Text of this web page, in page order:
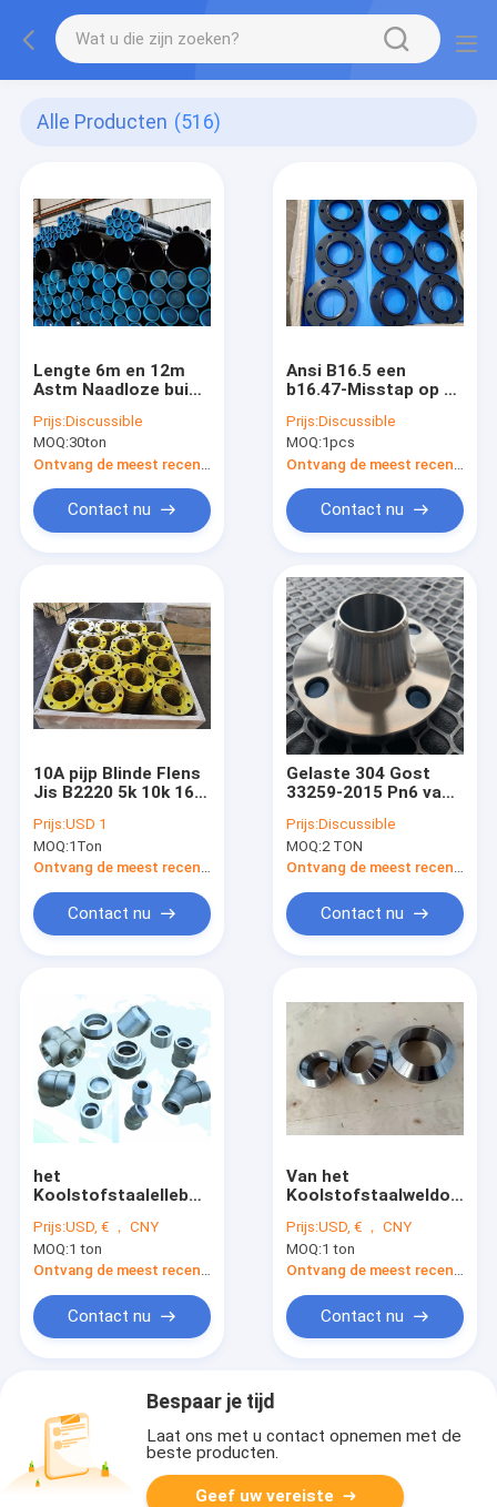
Alle Producten (516)
Lengte 6m en 12m
Astm Naadloze buis
Dia 21.3MM tot
762MM
Prijs:Discussible
MOQ:30ton
Contact nu
Ansi B16.5 een
b16.47-Misstap op de
Joint Blind rf Astm
A105N van de
Lashals
Prijs:Discussible
MOQ:1pcs
Contact nu
10A pijp Blinde Flens
Jis B2220 5k 10k 16k
Prijs:USD 1
MOQ:1Ton
Contact nu
Gelaste 304 Gost
33259-2015 Pn6 van
staalflens Vlakte
Prijs:Discussible
MOQ:2 TON
Contact nu
het
Koolstofstaalelleboog
B16.11 van 16mn
Sch80
Prijs:USD, € ， CNY
MOQ:1 ton
Ontvang de meest recente Prijs
Contact nu
Van het
Koolstofstaalweldolet
Olieoppervlakte
Prijs:USD, € ， CNY
MOQ:1 ton
Ontvang de meest recente Prijs
Contact nu
Bespaar je tijd
Laat ons met u contact opnemen met de
beste producten.
Geef uw vereiste